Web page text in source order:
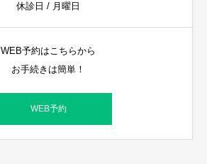
休診日 / 月曜日
WEB予約はこちらから
お手続きは簡単！
WEB予約